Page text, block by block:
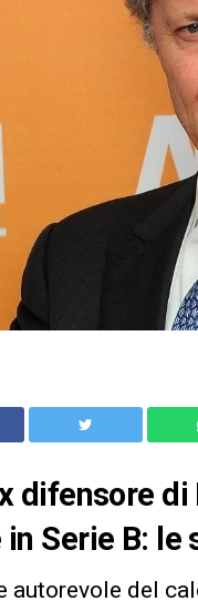
difensore
Serie B: le
autorevole del